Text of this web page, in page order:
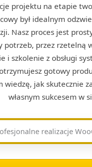
projektu na etapie
był idealnym
Nasz proces jest
potrzeb, przez rzetelną
i szkolenie z obsługi
gotowy
wiedzę, jak skutecznie
własnym sukcesem w